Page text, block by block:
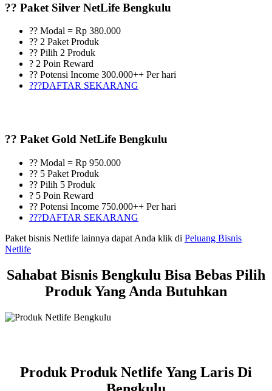
?? Paket Silver NetLife Bengkulu
?? Modal = Rp 380.000
?? 2 Paket Produk
?? Pilih 2 Produk
? 2 Poin Reward
?? Potensi Income 300.000++ Per hari
???DAFTAR SEKARANG
?? Paket Gold NetLife Bengkulu
?? Modal = Rp 950.000
?? 5 Paket Produk
?? Pilih 5 Produk
? 5 Poin Reward
?? Potensi Income 750.000++ Per hari
???DAFTAR SEKARANG
Paket bisnis Netlife lainnya dapat Anda klik di Peluang Bisnis
Netlife
Sahabat Bisnis Bengkulu Bisa Bebas Pilih
Produk Yang Anda Butuhkan
Produk Produk Netlife Yang Laris Di